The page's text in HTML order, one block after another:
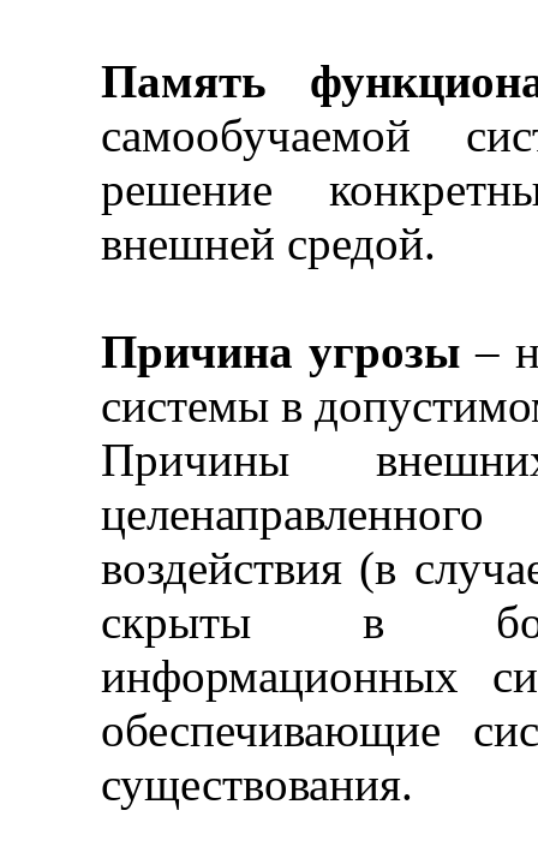
Память
самообучаемой
решение
внешней средой.
Причина угрозы –
системы в
Причины
воздействия (в
скрыты в
информационных
обеспечивающие
существования.